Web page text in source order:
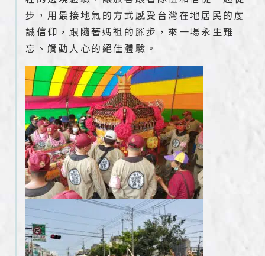
步，用最接地氣的方式感受台灣在地居民的虔
誠信仰，跟隨著媽祖的腳步，來一場永生難
忘、觸動人心的絕佳體驗。